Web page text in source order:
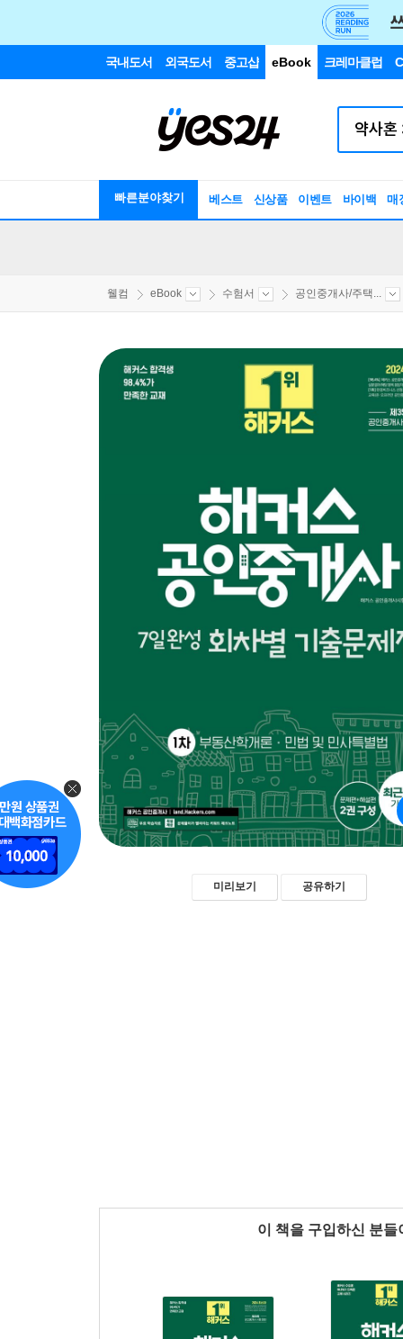
국내도서 외국도서 중고샵 eBook 크레마클럽
빠른분야찾기 베스트 신상품 이벤트 바이백 매
웰컴 eBook 수험서 공인중개사/주택...
미리보기 공유하기
이 책을 구입하신 분